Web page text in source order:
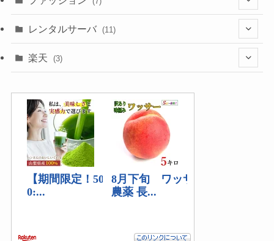
(3)
レンタルサーバ (11)
(6)
(5)
(2)
楽天 (3)
(2)